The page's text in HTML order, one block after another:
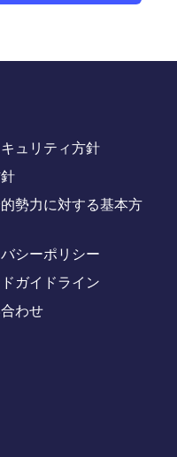
ュリティ方針
勢力に対する基本方
シーポリシー
ガイドライン
わせ